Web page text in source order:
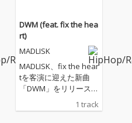
ドとOHRRのSoulfulな
歌声が調和し、まさに
心の声を代弁している
かのような楽曲に仕上
がっている。
DWM (feat. fix the hea
rt)
MADLISK
MADLISK、fix the hear
tを客演に迎えた新曲
「DWM」をリリース。
Energyをテーマに共作
された今作。MADLISK
1 track